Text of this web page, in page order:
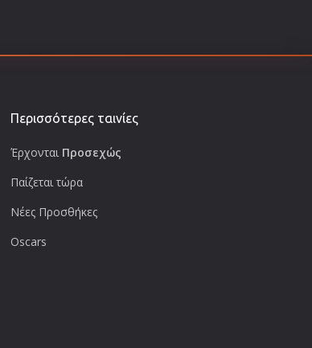
Περισσότερες ταινίες
Έρχονται Προσεχώς
Παίζεται τώρα
Νέες Προσθήκες
Oscars